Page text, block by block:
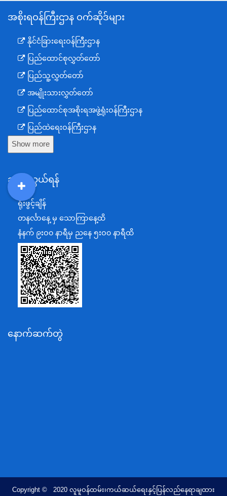
အစိုးရဝန်ကြီးဌာန ဝက်ဆိုဒ်များ
နိုင်ငံခြားရေးဝန်ကြီးဌာန
ပြည်ထောင်စုလွှတ်တော်
ပြည်သူ့လွှတ်တော်
အမျိုးသားလွှတ်တော်
ပြည်ထောင်စုအစိုးရအဖွဲ့ရုံးဝန်ကြီးဌာန
ပြည်ထဲရေးဝန်ကြီးဌာန
ကာကွယ်ရေးဝန်ကြီးဌာန
စီမံကိန်း၊ဘဏ္ဍာရေးနှင့်စက်မှုဝန်ကြီးဌာန
ရင်းနှီးမြှုပ်နှံမှုနှင့် နိုင်ငံခြားစီးပွားဆက်သွယ်ရေးဝန်ကြီးဌာန
အပြည်ပြည်ဆိုင်ရာပူးပေါင်းဆောင်ရွက်ရေးဝန်ကြီးဌာန
ပြန်ကြားရေးဝန်ကြီးဌာန
သာသနာရေးနှင့် ယဉ်ကျေးမှုဝန်ကြီးဌာန
စိုက်ပျိုးရေး၊မွေးမြူရေးနှင့်ဆည်မြောင်းဝန်ကြီးဌာန
ပို့ဆောင်ရေးနှင့်ဆက်သွယ်ရေးဝန်ကြီးဌာန
သယံဇာတနှင့်ပတ်ဝန်းကျင်ထိန်းသိမ်းရေးဝန်ကြီးဌာန
အလုပ်သမား၊လူဝင်မှုကြီးကြပ်ရေးနှင့်ပြည်သူ့အင်အား
တိုင်းရင်းသားလူမျိုးရေးရာဝန်ကြီးဌာန
Show more
ဆက်သွယ်ရန်
ရုံးဖွင့်ချိန်
တနင်္လာနေ့ မှ သောကြာနေ့ထိ
နံနက် ၉းဝ၀ နာရီမှ ညနေ ၅းဝ၀ နာရီထိ
နောက်ဆက်တွဲ
Copyright © 2020 လူမူဝန်ထမ်း၊ကယ်ဆယ်ရေးနှင့်ပြန်လည်နေရာချထား
DDM